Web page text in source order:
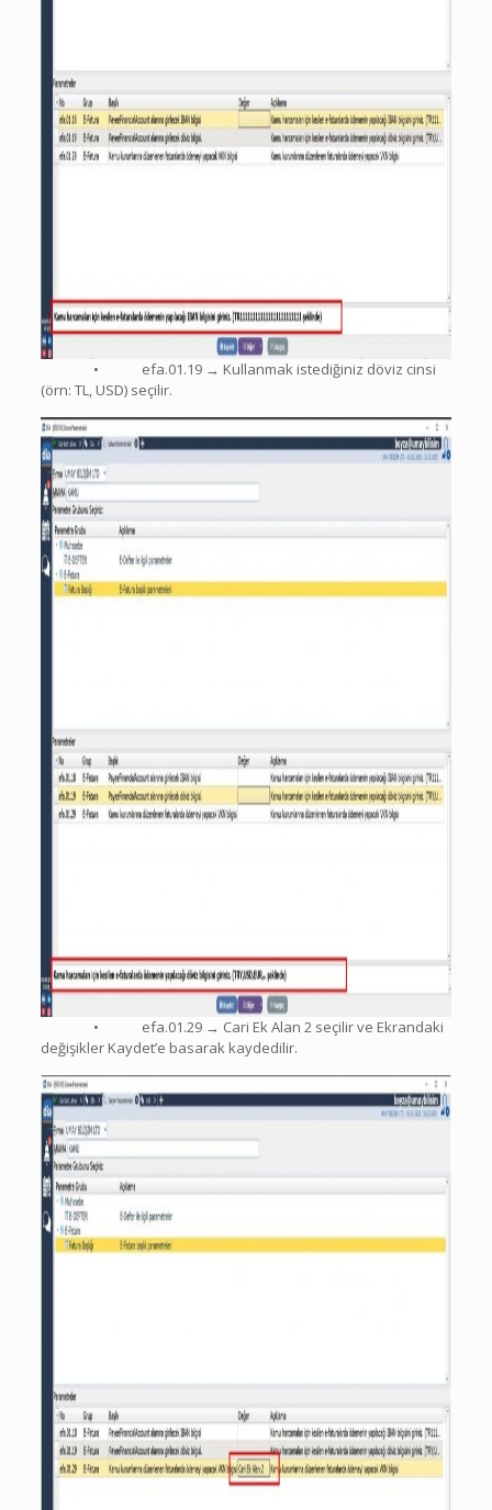
• efa.01.19 → Kullanmak istediğiniz döviz cinsi
(örn: TL, USD) seçilir.
• efa.01.29 → Cari Ek Alan 2 seçilir ve Ekrandaki
değişikler Kaydet’e basarak kaydedilir.